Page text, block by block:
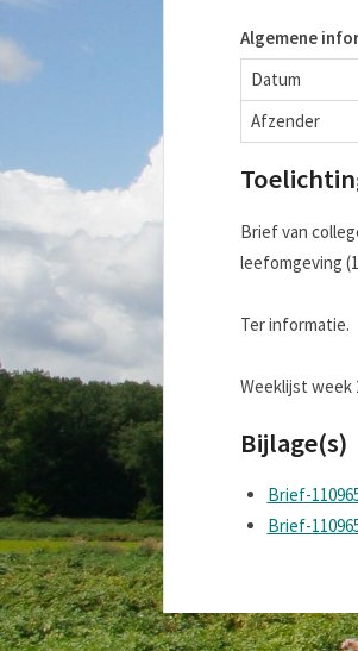
Algemene
Datum
Afzender
Brief van
leefomgeving
Ter informatie.
Weeklijst week
Bijlage(s)
Brief-
Brief-